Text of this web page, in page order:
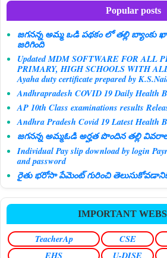
Popular posts
జగనన్న అమ్మ ఒడి పథకం లో తల్లి
జరిగింది
Updated MDM SOFTWARE FOR ALL
PRIMARY, HIGH SCHOOLS WITH
Ayaha duty certificate prepared by
Andhrapradesh COVID 19 Daily Health
AP 10th Class examinations results
Andhra Pradesh Covid 19 Latest Health
జగనన్న అమ్మఓడి అర్హత పొందిన తల్లి
Individual Pay slip download by login
and password
రైతు భరోసా పేమెంట్ గురించి
IMPORTANT
TeacherAp CSE